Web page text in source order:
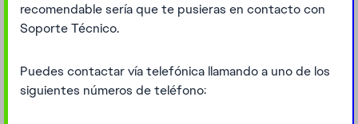
recomendable sería que te pusieras en contacto con
Soporte Técnico.
Puedes contactar vía telefónica llamando a uno de los
siguientes números de teléfono: